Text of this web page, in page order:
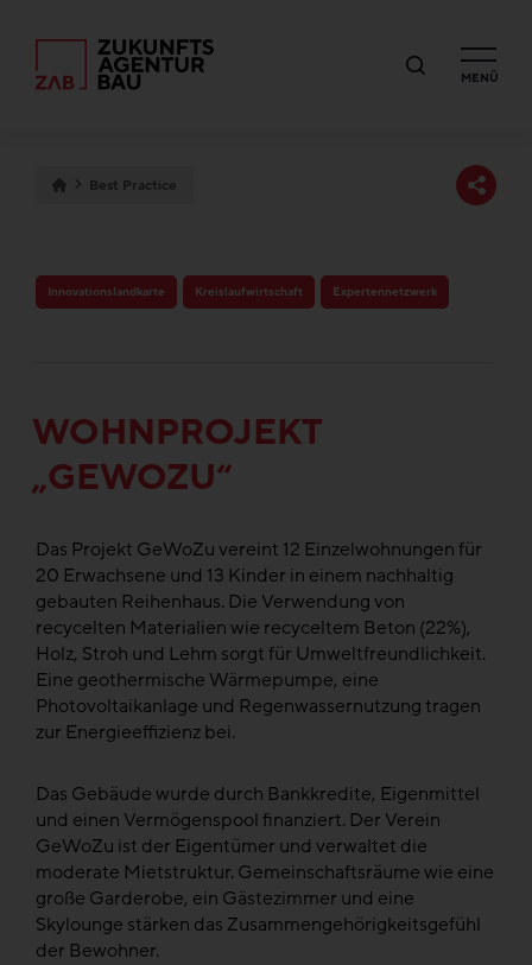
MENÜ
Best Practice
Innovationslandkarte Kreislaufwirtschaft Expertennetzwerk
WOHNPROJEKT
„GEWOZU“
Das Projekt GeWoZu vereint 12 Einzelwohnungen für
20 Erwachsene und 13 Kinder in einem nachhaltig
gebauten Reihenhaus. Die Verwendung von
recycelten Materialien wie recyceltem Beton (22%),
Holz, Stroh und Lehm sorgt für Umweltfreundlichkeit.
Eine geothermische Wärmepumpe, eine
Photovoltaikanlage und Regenwassernutzung tragen
zur Energieeffizienz bei.
Das Gebäude wurde durch Bankkredite, Eigenmittel
und einen Vermögenspool finanziert. Der Verein
GeWoZu ist der Eigentümer und verwaltet die
moderate Mietstruktur. Gemeinschaftsräume wie eine
große Garderobe, ein Gästezimmer und eine
Skylounge stärken das Zusammengehörigkeitsgefühl
der Bewohner.